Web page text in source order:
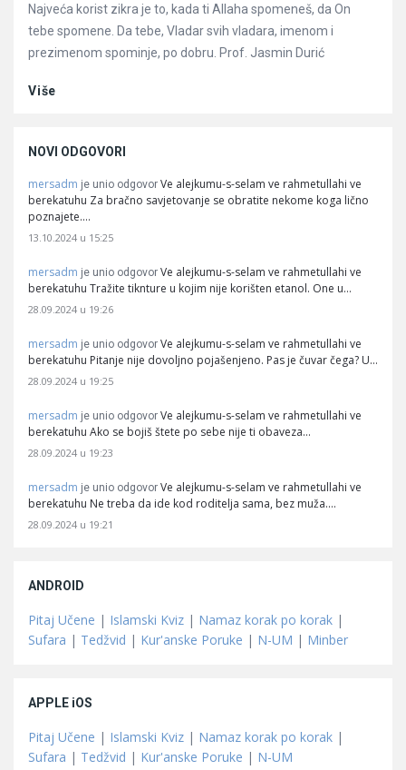
Najveća korist zikra je to, kada ti Allaha spomeneš, da On
tebe spomene. Da tebe, Vladar svih vladara, imenom i
prezimenom spominje, po dobru. Prof. Jasmin Durić
Više
NOVI ODGOVORI
mersadm je unio odgovor Ve alejkumu-s-selam ve rahmetullahi ve
berekatuhu Za bračno savjetovanje se obratite nekome koga lično
poznajete.…
13.10.2024 u 15:25
mersadm je unio odgovor Ve alejkumu-s-selam ve rahmetullahi ve
berekatuhu Tražite tiknture u kojim nije korišten etanol. One u…
28.09.2024 u 19:26
mersadm je unio odgovor Ve alejkumu-s-selam ve rahmetullahi ve
berekatuhu Pitanje nije dovoljno pojašenjeno. Pas je čuvar čega? U…
28.09.2024 u 19:25
mersadm je unio odgovor Ve alejkumu-s-selam ve rahmetullahi ve
berekatuhu Ako se bojiš štete po sebe nije ti obaveza…
28.09.2024 u 19:23
mersadm je unio odgovor Ve alejkumu-s-selam ve rahmetullahi ve
berekatuhu Ne treba da ide kod roditelja sama, bez muža.…
28.09.2024 u 19:21
ANDROID
Pitaj Učene | Islamski Kviz | Namaz korak po korak |
Sufara | Tedžvid | Kur'anske Poruke | N-UM | Minber
APPLE iOS
Pitaj Učene | Islamski Kviz | Namaz korak po korak |
Sufara | Tedžvid | Kur'anske Poruke | N-UM